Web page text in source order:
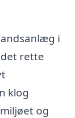
i
rette
klog
og